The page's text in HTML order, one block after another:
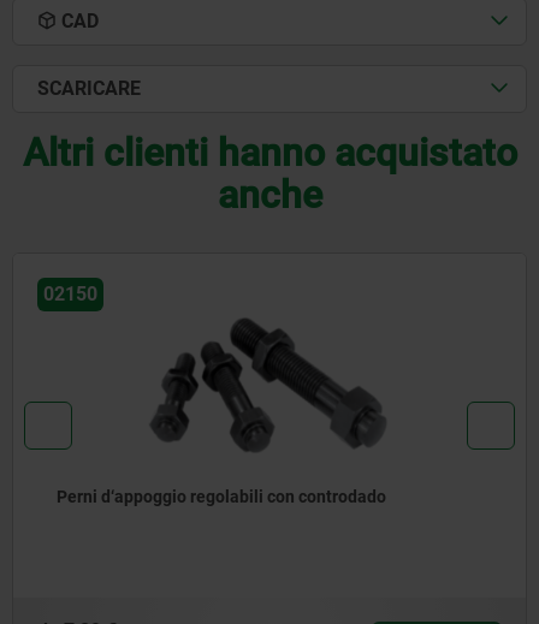
CAD
SCARICARE
Altri clienti hanno acquistato
anche
Perni d‘appoggio in acciaio o ottone, testa